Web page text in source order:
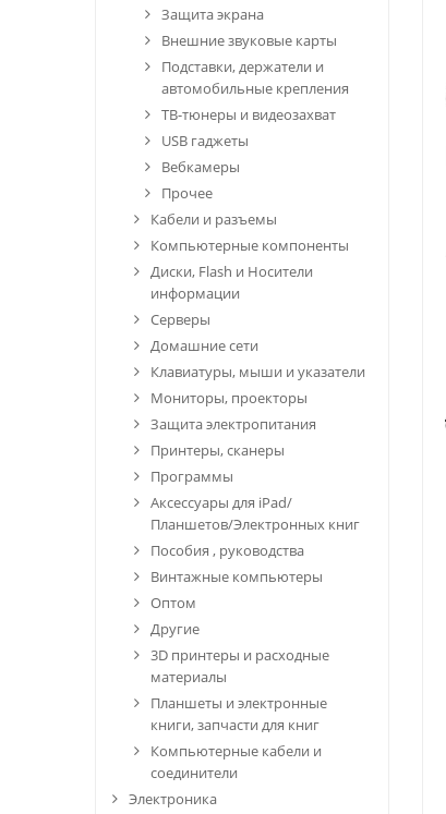
Защита экрана
Внешние звуковые карты
Подставки, держатели и
автомобильные крепления
ТВ-тюнеры и видеозахват
USB гаджеты
Вебкамеры
Прочее
Кабели и разъемы
Компьютерные компоненты
Диски, Flash и Носители
информации
Серверы
Домашние сети
Клавиатуры, мыши и указатели
Мониторы, проекторы
Защита электропитания
Принтеры, сканеры
Программы
Аксессуары для iPad/
Планшетов/Электронных книг
Пособия , руководства
Винтажные компьютеры
Оптом
Другие
3D принтеры и расходные
материалы
Планшеты и электронные
книги, запчасти для книг
Компьютерные кабели и
соединители
Электроника